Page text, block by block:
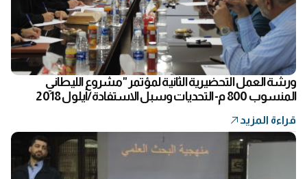
ورشة العمل التحضيرية الثانية لمؤتمر "مشروع الليطاني
المنسوب 800 م- التحديات وسبل الاستفادة/أيلول 2018
قراءة المزيد